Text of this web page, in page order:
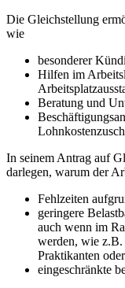
Die Gleichstellung
wie
besonderer
Hilfen im
Beratung und
In seinem Antrag auf
darlegen, warum der
Fehlzeiten
geringere
auch wenn im
werden, wie z.B.
Praktikanten
eingeschränkte